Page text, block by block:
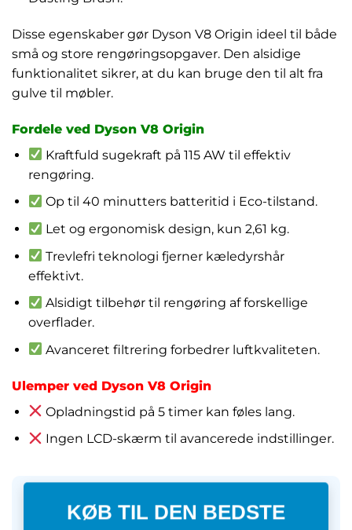
Disse egenskaber gør Dyson V8 Origin ideel til både
små og store rengøringsopgaver. Den alsidige
funktionalitet sikrer, at du kan bruge den til alt fra
gulve til møbler.
Fordele ved Dyson V8 Origin
Kraftfuld sugekraft på 115 AW til effektiv
rengøring.
Op til 40 minutters batteritid i Eco-tilstand.
Let og ergonomisk design, kun 2,61 kg.
Trevlefri teknologi fjerner kæledyrshår
effektivt.
Alsidigt tilbehør til rengøring af forskellige
overflader.
Avanceret filtrering forbedrer luftkvaliteten.
Ulemper ved Dyson V8 Origin
Opladningstid på 5 timer kan føles lang.
Ingen LCD-skærm til avancerede indstillinger.
KØB TIL DEN BEDSTE